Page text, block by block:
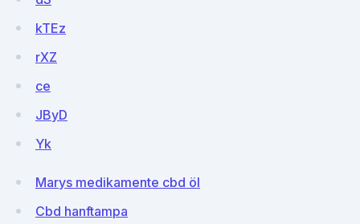
kTEz
rXZ
ce
JByD
Yk
Marys medikamente cbd öl
Cbd hanftampa